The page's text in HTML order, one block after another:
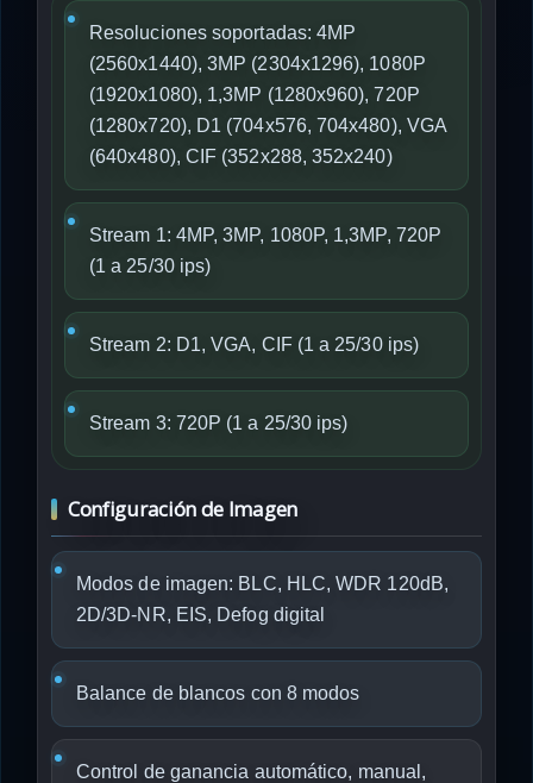
Resoluciones soportadas: 4MP
(2560x1440), 3MP (2304x1296), 1080P
(1920x1080), 1,3MP (1280x960), 720P
(1280x720), D1 (704x576, 704x480), VGA
(640x480), CIF (352x288, 352x240)
Stream 1: 4MP, 3MP, 1080P, 1,3MP, 720P
(1 a 25/30 ips)
Stream 2: D1, VGA, CIF (1 a 25/30 ips)
Stream 3: 720P (1 a 25/30 ips)
Configuración de Imagen
Modos de imagen: BLC, HLC, WDR 120dB,
2D/3D-NR, EIS, Defog digital
Balance de blancos con 8 modos
Control de ganancia automático, manual,